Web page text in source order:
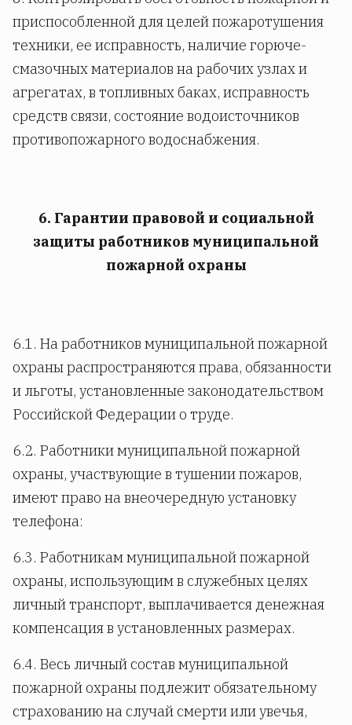
приспособленной для целей пожаротушения
техники, ее исправность, наличие горюче-
смазочных материалов на рабочих узлах и
агрегатах, в топливных баках, исправность
средств связи, состояние водоисточников
противопожарного водоснабжения.
6. Гарантии правовой и социальной
защиты работников муниципальной
пожарной охраны
6.1. На работников муниципальной пожарной
охраны распространяются права, обязанности
и льготы, установленные законодательством
Российской Федерации о труде.
6.2. Работники муниципальной пожарной
охраны, участвующие в тушении пожаров,
имеют право на внеочередную установку
телефона:
6.3. Работникам муниципальной пожарной
охраны, использующим в служебных целях
личный транспорт, выплачивается денежная
компенсация в установленных размерах.
6.4. Весь личный состав муниципальной
пожарной охраны подлежит обязательному
страхованию на случай смерти или увечья,